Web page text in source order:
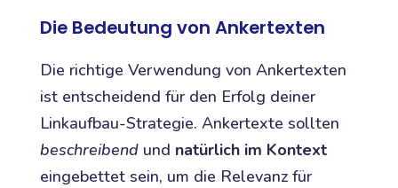
Die Bedeutung von Ankertexten
Die richtige Verwendung von Ankertexten
ist entscheidend für den Erfolg deiner
Linkaufbau-Strategie. Ankertexte sollten
beschreibendund natürlich im Kontext
eingebettet sein, um die Relevanz für